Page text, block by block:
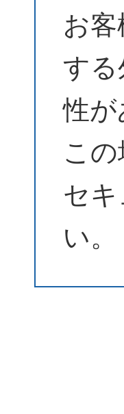
お
す
性が
こ
セ
い。